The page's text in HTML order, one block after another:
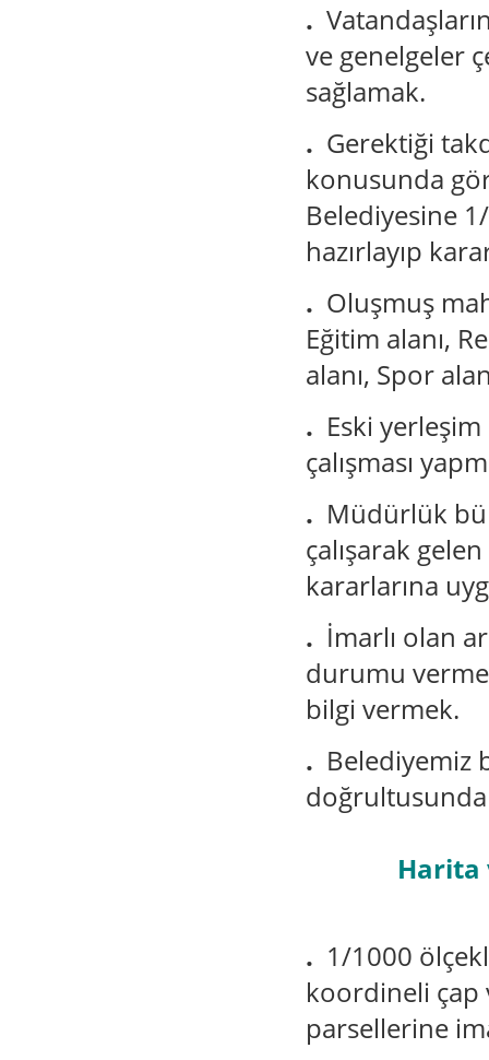
.
ve genelgeler
sağlamak.
. Gerektiği
konusunda
Belediyesine
hazırlayıp
. Oluşmuş
Eğitim alanı,
alanı, Spor
. Eski
çalışması
. Müdürlük
çalışarak
kararlarına
. İmarlı olan
durumu
bilgi vermek.
. Belediyemiz
doğrultusunda
Harita ve
. 1/1000
koordineli çap
parsellerine